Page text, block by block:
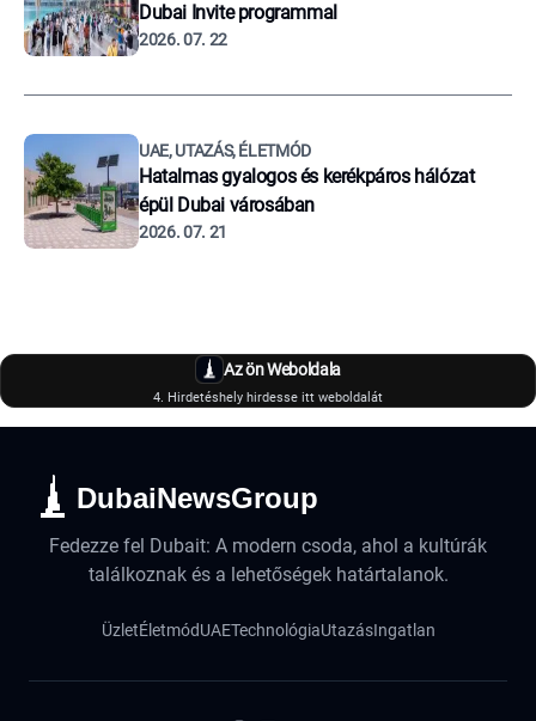
Dubai Invite programmal
2026. 07. 22
UAE, UTAZÁS, ÉLETMÓD
Hatalmas gyalogos és kerékpáros hálózat
épül Dubai városában
2026. 07. 21
Az ön Weboldala
4. Hirdetéshely hirdesse itt weboldalát
DubaiNewsGroup
Fedezze fel Dubait: A modern csoda, ahol a kultúrák
találkoznak és a lehetőségek határtalanok.
ÜzletÉletmódUAETechnológiaUtazásIngatlan